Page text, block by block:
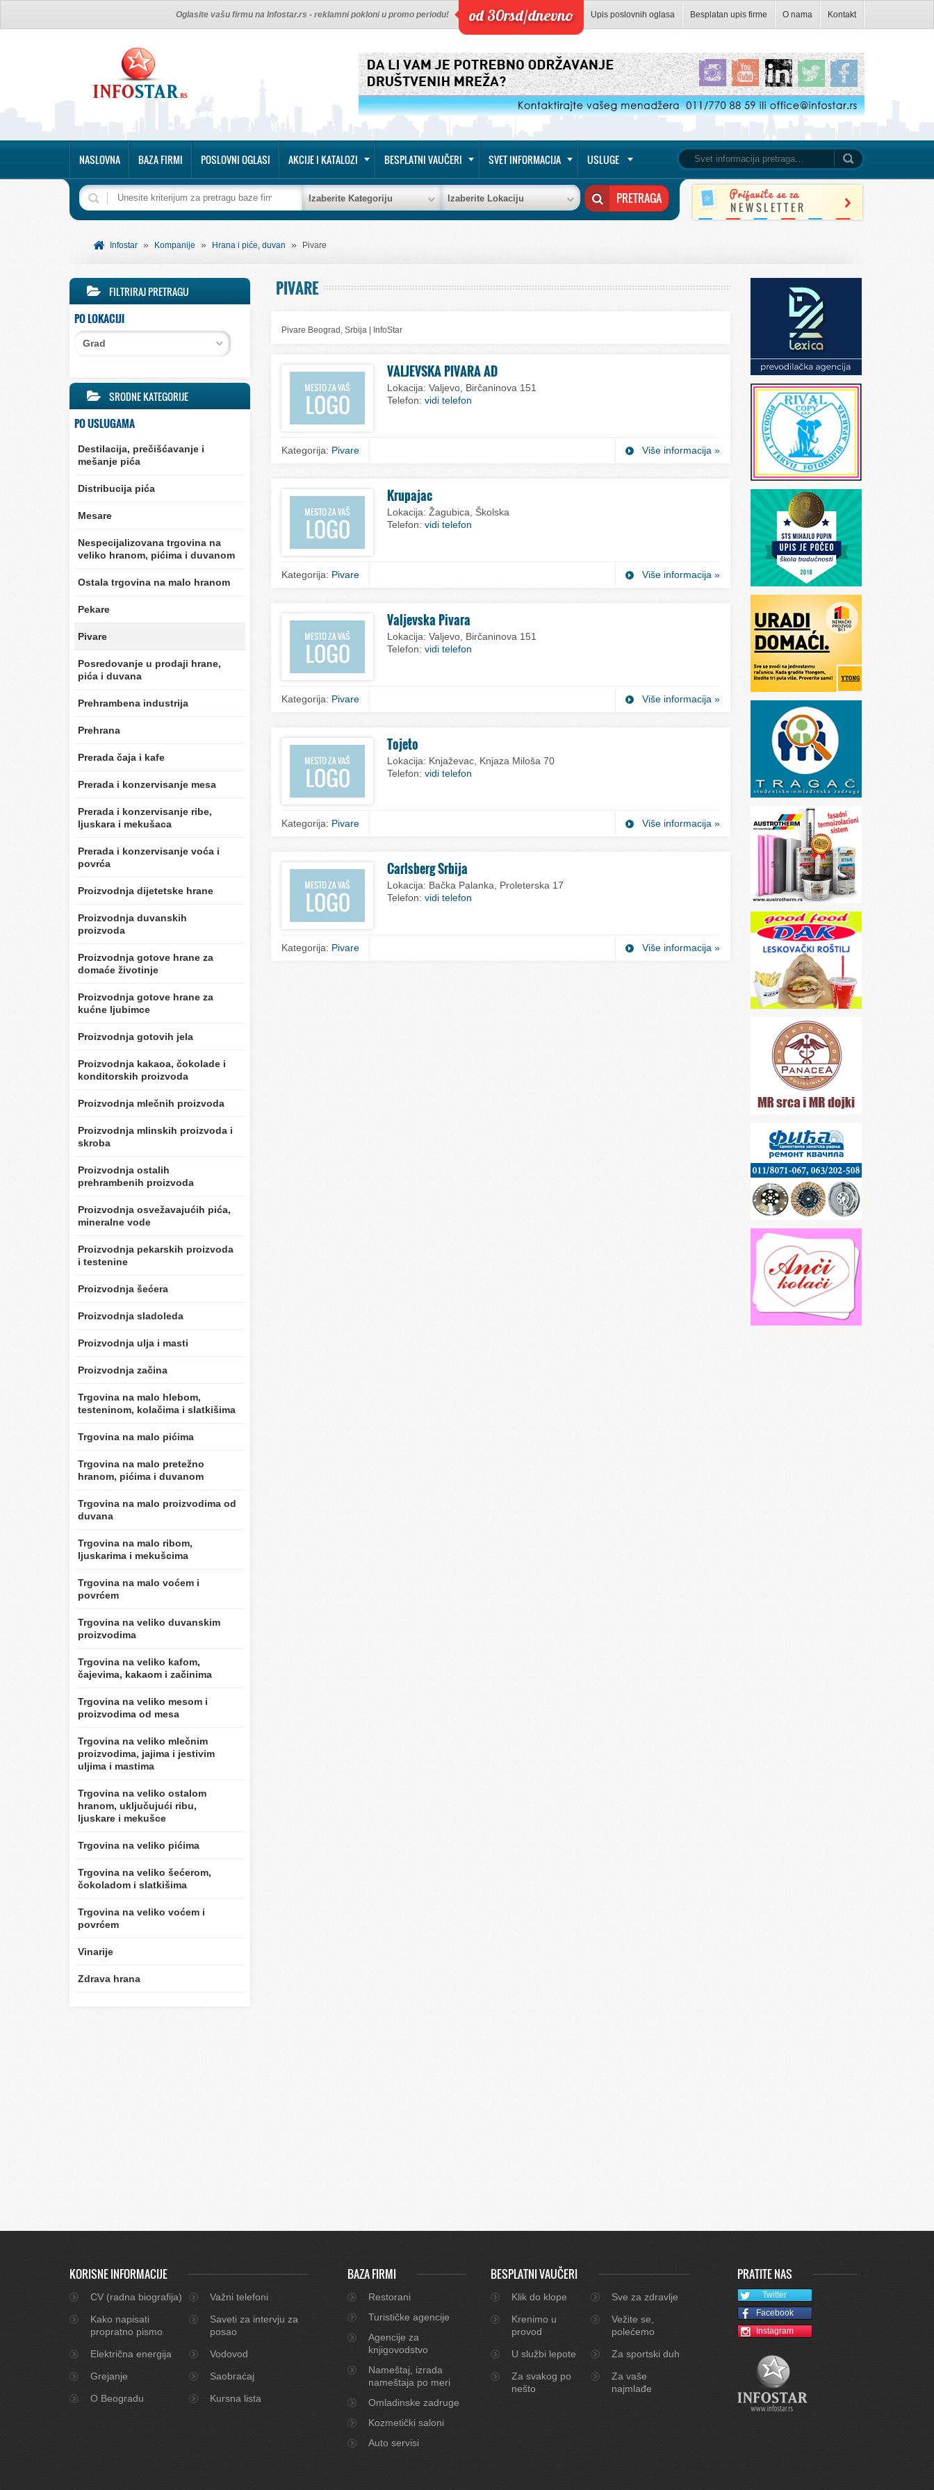
Upis poslovnih oglasa Besplatan upis firme O nama Kontakt
od 30rsd/dnevno
Oglasite vašu firmu na Infostar.rs - reklamni pokloni u promo periodu!
NASLOVNA BAZA FIRMI POSLOVNI OGLASI AKCIJE I KATALOZI BESPLATNI VAUČERI SVET INFORMACIJA USLUGE
Izaberite Kategoriju Izaberite Lokaciju
Infostar » Kompanije » Hrana i piće, duvan » Pivare
FILTRIRAJ PRETRAGU
PO LOKACIJI
Grad
SRODNE KATEGORIJE
PO USLUGAMA
Destilacija, prečišćavanje i
mešanje pića
Distribucija pića
Mesare
Nespecijalizovana trgovina na
veliko hranom, pićima i duvanom
Ostala trgovina na malo hranom
Pekare
Pivare
Posredovanje u prodaji hrane,
pića i duvana
Prehrambena industrija
Prehrana
Prerada čaja i kafe
Prerada i konzervisanje mesa
Prerada i konzervisanje ribe,
ljuskara i mekušaca
Prerada i konzervisanje voća i
povrća
Proizvodnja dijetetske hrane
Proizvodnja duvanskih
proizvoda
Proizvodnja gotove hrane za
domaće životinje
Proizvodnja gotove hrane za
kućne ljubimce
Proizvodnja gotovih jela
Proizvodnja kakaoa, čokolade i
konditorskih proizvoda
Proizvodnja mlečnih proizvoda
Proizvodnja mlinskih proizvoda i
skroba
Proizvodnja ostalih
prehrambenih proizvoda
Proizvodnja osvežavajućih pića,
mineralne vode
Proizvodnja pekarskih proizvoda
i testenine
Proizvodnja šećera
Proizvodnja sladoleda
Proizvodnja ulja i masti
Proizvodnja začina
Trgovina na malo hlebom,
testeninom, kolačima i slatkišima
Trgovina na malo pićima
Trgovina na malo pretežno
hranom, pićima i duvanom
Trgovina na malo proizvodima od
duvana
Trgovina na malo ribom,
ljuskarima i mekušcima
Trgovina na malo voćem i
povrćem
Trgovina na veliko duvanskim
proizvodima
Trgovina na veliko kafom,
čajevima, kakaom i začinima
Trgovina na veliko mesom i
proizvodima od mesa
Trgovina na veliko mlečnim
proizvodima, jajima i jestivim
uljima i mastima
Trgovina na veliko ostalom
hranom, uključujući ribu,
ljuskare i mekušce
Trgovina na veliko pićima
Trgovina na veliko šećerom,
čokoladom i slatkišima
Trgovina na veliko voćem i
povrćem
Vinarije
Zdrava hrana
PIVARE
Pivare Beograd, Srbija | InfoStar
VALJEVSKA PIVARA AD
Lokacija: Valjevo, Birčaninova 151
Telefon: vidi telefon
Kategorija: Pivare Više informacija »
Krupajac
Lokacija: Žagubica, Školska
Telefon: vidi telefon
Kategorija: Pivare Više informacija »
Valjevska Pivara
Lokacija: Valjevo, Birčaninova 151
Telefon: vidi telefon
Kategorija: Pivare Više informacija »
Tojeto
Lokacija: Knjaževac, Knjaza Miloša 70
Telefon: vidi telefon
Kategorija: Pivare Više informacija »
Carlsberg Srbija
Lokacija: Bačka Palanka, Proleterska 17
Telefon: vidi telefon
Kategorija: Pivare Više informacija »
KORISNE INFORMACIJE
CV (radna biografija)
Važni telefoni
Kako napisati
propratno pismo
Saveti za intervju za
posao
Električna energija
Vodovod
Grejanje
Saobraćaj
O Beogradu
Kursna lista
BAZA FIRMI
Restorani
Turističke agencije
Agencije za
knjigovodstvo
Nameštaj, izrada
nameštaja po meri
Omladinske zadruge
Kozmetički saloni
Auto servisi
BESPLATNI VAUČERI
Klik do klope
Sve za zdravlje
Krenimo u
provod
Vežite se,
polećemo
U službi lepote
Za sportski duh
Za svakog po
nešto
Za vaše
najmlađe
PRATITE NAS
Twitter
Facebook
Instagram